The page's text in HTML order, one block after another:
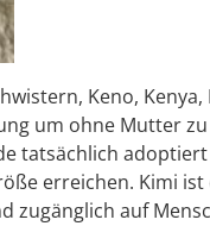
Keno,
um ohne Mutter
tatsächlich
erreichen. Kimi
zugänglich auf